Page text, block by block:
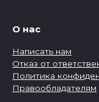
О нас
Написать нам
Отказ от
Политика
Правообладателям